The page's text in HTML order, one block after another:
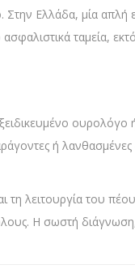
Στην Ελλάδα, μία
ταμεία,
ουρολόγο
ή
λειτουργία του
Η σωστή